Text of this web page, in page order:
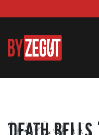
Death Bells